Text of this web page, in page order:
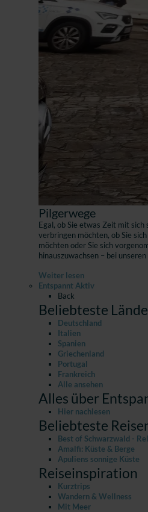
Pilgerwege
Egal, ob Sie etwas Zeit mit
verbringen möchten, ob Sie
möchten oder Sie sich
hinauszuwachsen – bei
Weiter lesen
Entspannt Aktiv
Back
Beliebteste
Deutschland
Italien
Spanien
Griechenland
Portugal
Frankreich
Alle ansehen
Alles über
Hier nachlesen
Beliebteste
Best of Schwarzwald -
Amalfi: Küste & Berge
Apuliens sonnige Küste
Reiseinspiration
Kurztrips
Wandern & Wellness
Mit Meer